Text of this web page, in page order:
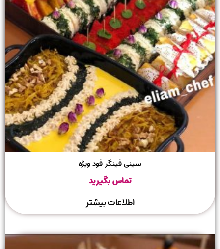
سینی فینگر فود ویژه
تماس بگیرید
اطلاعات بیشتر